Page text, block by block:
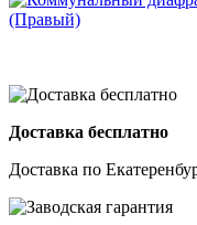
Доставка бесплатно
Доставка по